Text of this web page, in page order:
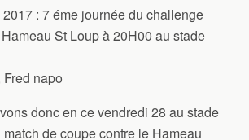
: 7 éme journée du challenge
St Loup à 20H00 au stade
napo
donc en ce vendredi 28 au stade
de coupe contre le Hameau